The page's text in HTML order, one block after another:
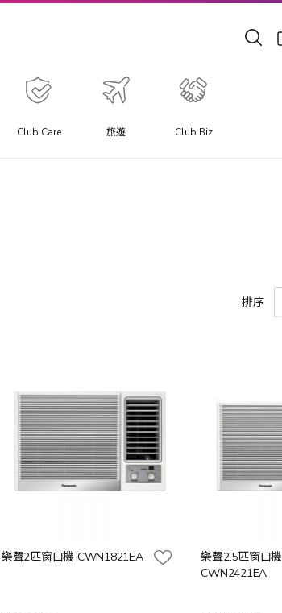
Club Care 旅遊 Club Biz
排序
樂聲2匹窗口機 CWN1821EA
樂聲2.5匹窗口機
CWN2421EA